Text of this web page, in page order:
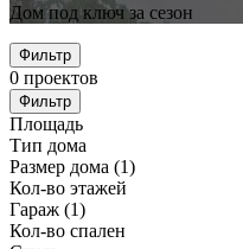
Дом под ключ за сезон
Фильтр
0 проектов
Фильтр
Площадь
Тип дома
Размер дома (1)
Кол-во этажей
Гараж (1)
Кол-во спален